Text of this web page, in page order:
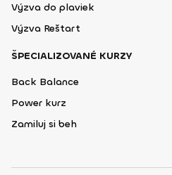
Výzva do plaviek
Výzva Reštart
ŠPECIALIZOVANÉ KURZY
Back Balance
Power kurz
Zamiluj si beh